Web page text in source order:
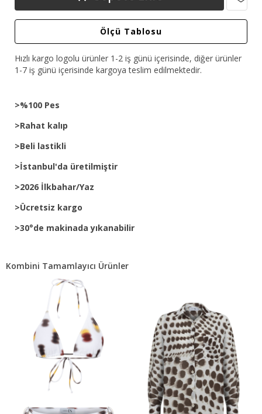
Ölçü Tablosu
Hızlı kargo logolu ürünler 1-2 iş günü içerisinde, diğer ürünler
1-7 iş günü içerisinde kargoya teslim edilmektedir.
>%100 Pes
>Rahat kalıp
>Beli lastikli
>İstanbul'da üretilmiştir
>2026 İlkbahar/Yaz
>Ücretsiz kargo
>30°de makinada yıkanabilir
Kombini Tamamlayıcı Ürünler